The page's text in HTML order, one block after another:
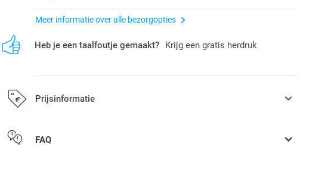
Meer informatie over alle bezorgopties
Heb je een taalfoutje gemaakt? Krijg een gratis herdruk
Prijsinformatie
Alle prijzen zijn in EURO (€) inclusief BTW en exclusief verzendkosten.
FAQ